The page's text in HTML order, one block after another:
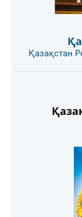
Қазақстан